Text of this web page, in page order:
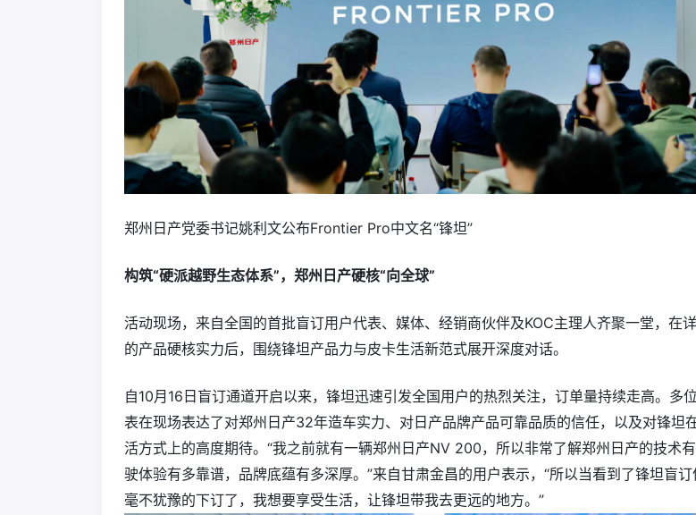
郑州日产党委书记姚利文公布Frontier Pro中文名“锋坦”
构筑“硬派越野生态体系”，郑州日产硬核“向全球”
活动现场，来自全国的首批盲订用户代表、媒体、经销商伙伴及KOC主理人齐聚一堂，在
的产品硬核实力后，围绕锋坦产品力与皮卡生活新范式展开深度对话。
自10月16日盲订通道开启以来，锋坦迅速引发全国用户的热烈关注，订单量持续走高。多
表在现场表达了对郑州日产32年造车实力、对日产品牌产品可靠品质的信任，以及对锋坦
活方式上的高度期待。“我之前就有一辆郑州日产NV 200，所以非常了解郑州日产的技术
驶体验有多靠谱，品牌底蕴有多深厚。”来自甘肃金昌的用户表示，“所以当看到了锋坦盲
毫不犹豫的下订了，我想要享受生活，让锋坦带我去更远的地方。”